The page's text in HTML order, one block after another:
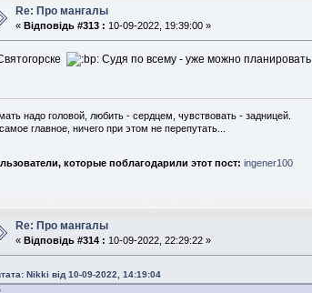
Re: Про мангалы
« Відповідь #313 : 10-09-2022, 19:39:00 »
Судя по всему - уже можно планировать
надо головой, любить - сердцем, чувствовать - задницей.
главное, ничего при этом не перепутать...
которые поблагодарили этот пост: ingener100
Re: Про мангалы
«Відповідь #314 : 10-09-2022, 22:29:22 »
Nikki від 10-09-2022, 14:19:04